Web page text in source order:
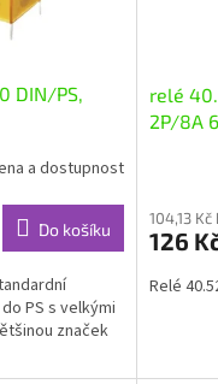
DIN/PS,
a dostupnost
Do košíku
PS s velkými
značek
relé
2P/8A
104,13 Kč
126
Relé